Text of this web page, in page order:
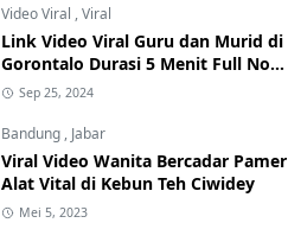
Video Viral ,Viral
Link Video Viral Guru dan Murid di
Gorontalo Durasi 5 Menit Full No
Sensor Bertebaran di Internet,
Hati-Hati Phising!
Sep 25, 2024
Bandung , Jabar
Viral Video Wanita Bercadar Pamer
Alat Vital di Kebun Teh Ciwidey
Mei 5, 2023